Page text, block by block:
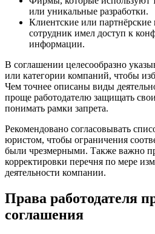
или уникальные разработки.
Клиентские или
сотрудник имел доступ к
информации.
В соглашении целесообразно
или категории компаний, чтобы
Чем точнее описаны виды
проще работодателю защищать
понимать рамки запрета.
Рекомендовано согласовывать
юристом, чтобы ограничения
были чрезмерными. Также важно
корректировки перечня по мере
деятельности компании.
Права работодателя
соглашения